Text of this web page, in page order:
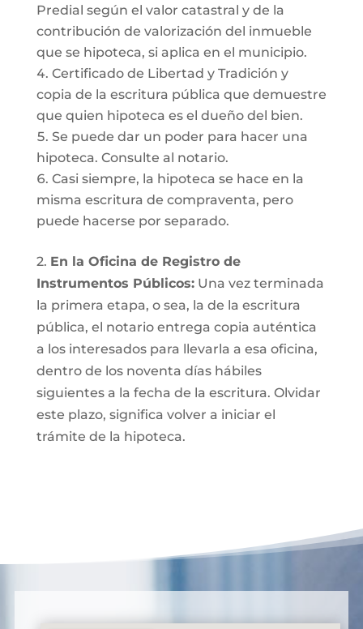
Predial según el valor catastral y de la
contribución de valorización del inmueble
que se hipoteca, si aplica en el municipio.
Certificado de Libertad y Tradición y
copia de la escritura pública que demuestre
que quien hipoteca es el dueño del bien.
Se puede dar un poder para hacer una
hipoteca. Consulte al notario.
Casi siempre, la hipoteca se hace en la
misma escritura de compraventa, pero
puede hacerse por separado.
2. En la Oficina de Registro de
Instrumentos Públicos:Una vez terminada
la primera etapa, o sea, la de la escritura
pública, el notario entrega copia auténtica
a los interesados para llevarla a esa oficina,
dentro de los noventa días hábiles
siguientes a la fecha de la escritura. Olvidar
este plazo, significa volver a iniciar el
trámite de la hipoteca.